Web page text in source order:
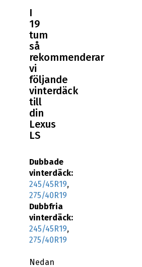
19
tum
så
rekommenderar
vi
följande
vinterdäck
till
din
Lexus
LS
vinterdäck:
245/45R19,
275/40R19
Dubbfria
vinterdäck:
245/45R19,
275/40R19
ser